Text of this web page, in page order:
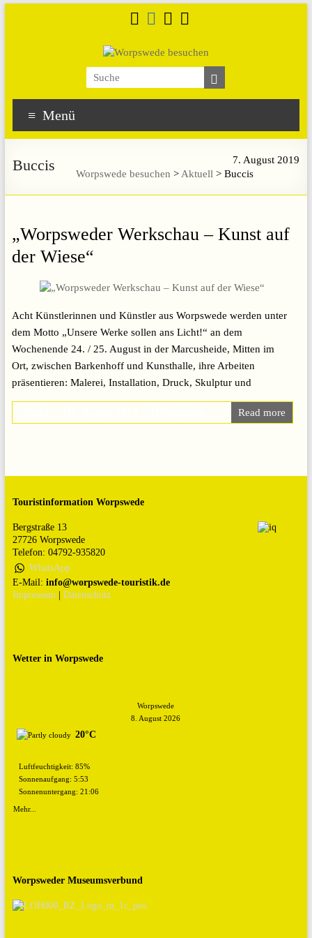
Menü
Buccis
7. August 2019
Worpswede besuchen > Aktuell > Buccis
„Worpsweder Werkschau – Kunst auf
der Wiese“
Acht Künstlerinnen und Künstler aus Worpswede werden unter
dem Motto „Unsere Werke sollen ans Licht!“ an dem
Wochenende 24. / 25. August in der Marcusheide, Mitten im
Ort, zwischen Barkenhoff und Kunsthalle, ihre Arbeiten
präsentieren: Malerei, Installation, Druck, Skulptur und
Read more
Touristinformation Worpswede
Bergstraße 13
27726 Worpswede
Telefon: 04792-935820
WhatsApp
E-Mail: info@worpswede-touristik.de
Impressum| Datenschutz
Wetter in Worpswede
Worpswede
8. August 2026
20°C
Luftfeuchtigkeit: 85%
Sonnenaufgang: 5:53
Sonnenuntergang: 21:06
Mehr...
Worpsweder Museumsverbund